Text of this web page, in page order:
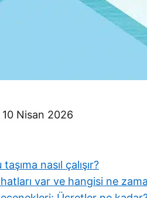
Nisan 2026
nasıl çalışır?
var ve hangisi ne